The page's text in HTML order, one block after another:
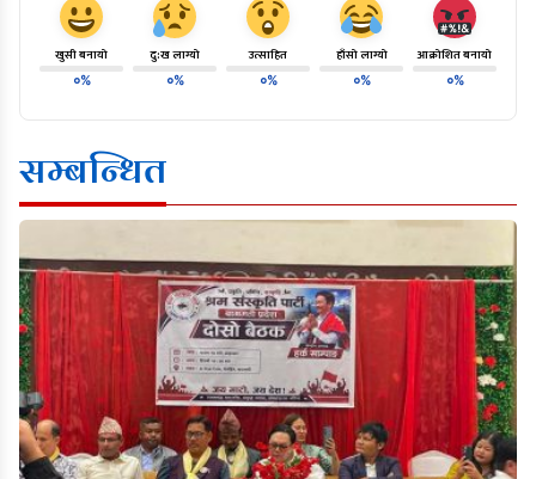
खुसी बनायो
०%
दु:ख लाग्यो
०%
उत्साहित
०%
हाँसो लाग्यो
०%
आक्रोशित बनायो
०%
सम्बन्धित